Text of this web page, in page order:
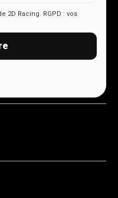
2D Racing. RGPD : vos